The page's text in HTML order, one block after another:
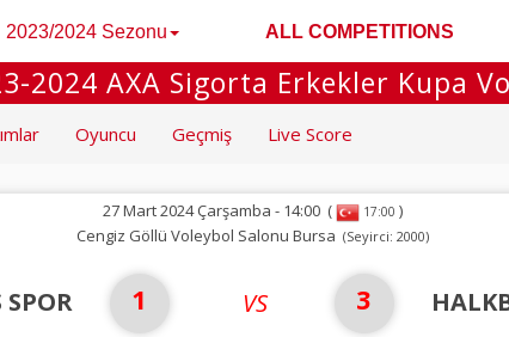
2023/2024 Sezonu ALL COMPETITIONS
2024 AXA Sigorta Erkekler Kupa
Oyuncu Geçmiş Live Score
27 Mart 2024 Çarşamba - 14:00( 17:00 )
Cengiz Göllü Voleybol Salonu Bursa (Seyirci: 2000)
SPOR 1 VS 3